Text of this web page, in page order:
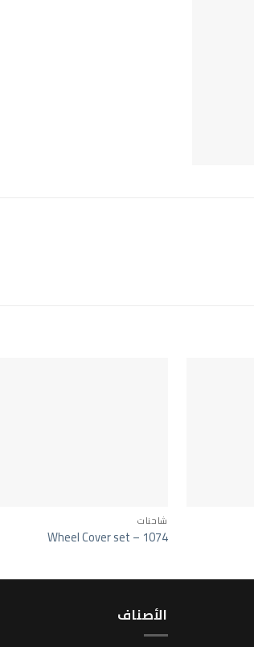
شاحنات
Wheel Cover set – 1074
اﻷصناف